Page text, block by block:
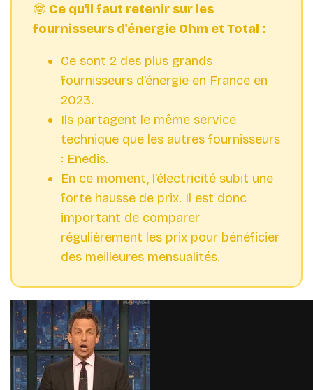
🤓 Ce qu'il faut retenir sur les
fournisseurs d'énergie Ohm et Total :
Ce sont 2 des plus grands
fournisseurs d'énergie en France en
2023.
Ils partagent le même service
technique que les autres fournisseurs
: Enedis.
En ce moment, l'électricité subit une
forte hausse de prix. Il est donc
important de comparer
régulièrement les prix pour bénéficier
des meilleures mensualités.